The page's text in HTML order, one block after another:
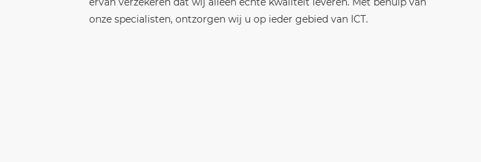
onze specialisten, ontzorgen wij u op ieder gebied van ICT.